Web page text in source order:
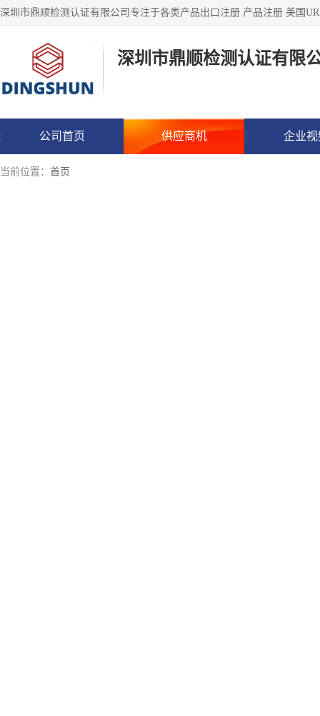
深圳市鼎顺检测认证有限
公司首页 供应商机 企业视
当前位置： 首页